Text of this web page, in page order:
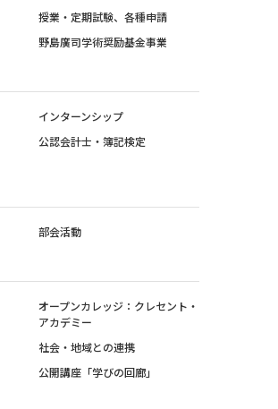
授業・定期試験、各種申請
野島廣司学術奨励基金事業
インターンシップ
公認会計士・簿記検定
部会活動
オープンカレッジ：クレセント・
アカデミー
社会・地域との連携
公開講座「学びの回廊」